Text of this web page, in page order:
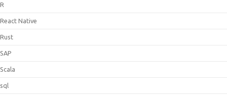
R
React Native
Rust
SAP
Scala
sql